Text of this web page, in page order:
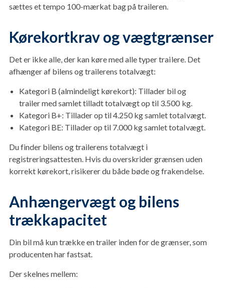
sættes et tempo 100-mærkat bag på traileren.
Kørekortkrav og vægtgrænser
Det er ikke alle, der kan køre med alle typer trailere. Det
afhænger af bilens og trailerens totalvægt:
Kategori B (almindeligt kørekort): Tillader bil og
trailer med samlet tilladt totalvægt op til 3.500 kg.
Kategori B+: Tillader op til 4.250 kg samlet totalvægt.
Kategori BE: Tillader op til 7.000 kg samlet totalvægt.
Du finder bilens og trailerens totalvægt i
registreringsattesten. Hvis du overskrider grænsen uden
korrekt kørekort, risikerer du både bøde og frakendelse.
Anhængervægt og bilens
trækkapacitet
Din bil må kun trække en trailer inden for de grænser, som
producenten har fastsat.
Der skelnes mellem: